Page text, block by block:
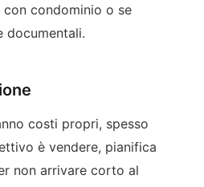
condominio o se
documentali.
costi propri, spesso
è vendere, pianifica
non arrivare corto al